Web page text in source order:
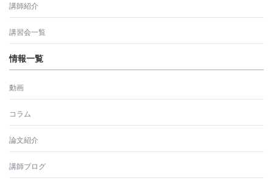
講師紹介
講習会一覧
情報一覧
動画
コラム
論文紹介
講師ブログ